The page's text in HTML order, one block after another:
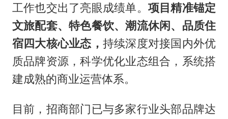
工作也交出了亮眼成绩单。 项目精准锚定
文旅配套、特色餐饮、潮流休闲、品质住
宿四大核心业态， 持续深度对接国内外优
质品牌资源，科学优化业态组合，系统搭
建成熟的商业运营体系。
目前，招商部门已与多家行业头部品牌达